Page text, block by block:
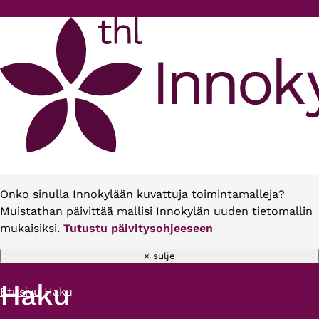
Onko sinulla Innokylään kuvattuja toimintamalleja?
Muistathan päivittää mallisi Innokylän uuden tietomallin
mukaisiksi. Tutustu päivitysohjeeseen
× sulje
Murupolku
Etusivu Haku
Haku